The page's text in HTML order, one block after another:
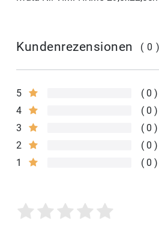
Kundenrezensionen (0)
5
0
4
0
3
0
2
0
1
0